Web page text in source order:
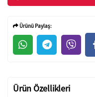
Ürünü Paylaş:
Ürün Özellikleri